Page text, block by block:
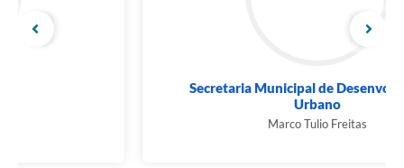
Secretaria Municipal de Desenvolvimento